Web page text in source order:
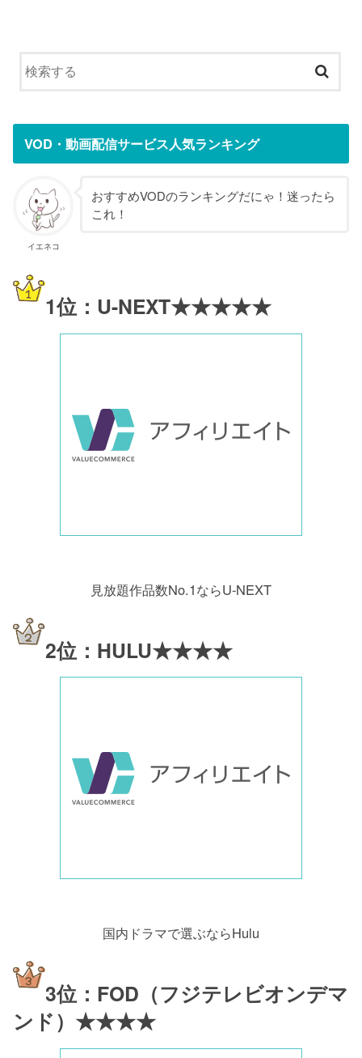
VOD・動画配信サービス人気ランキング
イエネコ
おすすめVODのランキングだにゃ！迷ったら
これ！
1位：U-NEXT★★★★★
見放題作品数No.1ならU-NEXT
2位：HULU★★★★
国内ドラマで選ぶならHulu
3位：FOD（フジテレビオンデマ
ンド）★★★★